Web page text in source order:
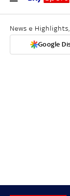
News e
Google